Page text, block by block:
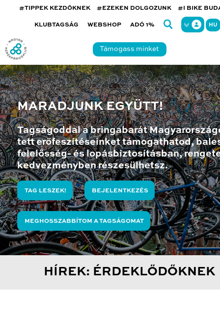
#TIPPEK KEZDŐKNEK #EZEKEN DOLGOZUNK #I BIKE
KLUBTAGSÁG WEBSHOP ADÓ 1% HU
Támogass minket
MARADJUNK EGYÜTT!
Tagságoddal a bringabarát
tett erőfeszítéseinket támogathatod,
felelősség- és lopásbiztosításban,
kedvezményben részesülhetsz.
TAG LESZEK! BEJELENTKEZÉS
MEGHOSSZABBÍTOM A TAGSÁGOMAT
HÍREK: ÉRDEKLŐDŐKNEK